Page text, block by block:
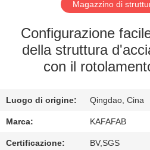
CHI
SIAMO
ALLA
FABBRICA
Magazzino di
Configurazione
della struttura
con il
Luogo di origine: Qingdao, Cina
Marca: KAFAFAB
Certificazione: BV,SGS